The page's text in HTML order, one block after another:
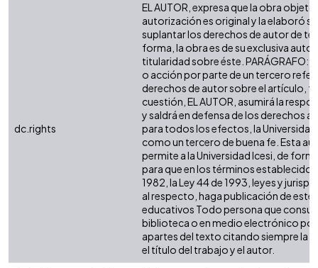
dc.rights
EL AUTOR, expresa que la obra
autorización es original y la elaboró
suplantar los derechos de autor de
forma, la obra es de su exclusiva
titularidad sobre éste. PARÁGRAFO:
o acción por parte de un tercero
derechos de autor sobre el artículo,
cuestión, EL AUTOR, asumirá la
y saldrá en defensa de los derechos
para todos los efectos, la Universidad
como un tercero de buena fe. Esta
permite a la Universidad Icesi, de
para que en los términos establecidos
1982, la Ley 44 de 1993, leyes y
al respecto, haga publicación de este
educativos Todo persona que
biblioteca o en medio electrónico
apartes del texto citando siempre la
el título del trabajo y el autor.